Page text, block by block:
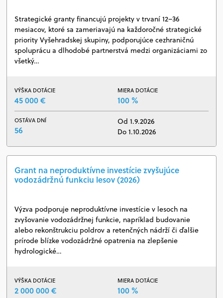
Strategické granty financujú projekty v trvaní 12–36
mesiacov, ktoré sa zameriavajú na každoročné strategické
priority Vyšehradskej skupiny, podporujúce cezhraničnú
spoluprácu a dlhodobé partnerstvá medzi organizáciami zo
všetký…
VÝŠKA DOTÁCIE
45 000 €
MIERA DOTÁCIE
100 %
OSTÁVA DNÍ
56
Od 1.9.2026
Do 1.10.2026
Grant na neproduktívne investície zvyšujúce
vodozádržnú funkciu lesov (2026)
Výzva podporuje neproduktívne investície v lesoch na
zvyšovanie vodozádržnej funkcie, napríklad budovanie
alebo rekonštrukciu poldrov a retenčných nádrží či ďalšie
prírode blízke vodozádržné opatrenia na zlepšenie
hydrologické…
VÝŠKA DOTÁCIE
2 000 000 €
MIERA DOTÁCIE
100 %